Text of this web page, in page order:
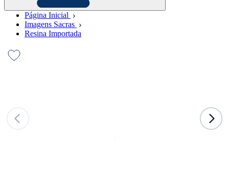
Página Inicial
Imagens Sacras
Resina Importada